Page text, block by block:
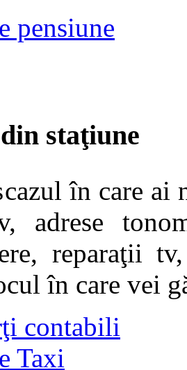
pensiune
staţiune
în care ai
adrese
reparaţii
în care vei
contabili
Taxi